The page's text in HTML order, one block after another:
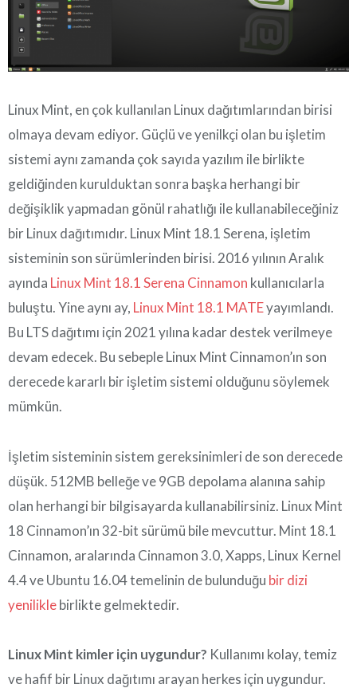
Linux Mint, en çok kullanılan Linux dağıtımlarından birisi
olmaya devam ediyor. Güçlü ve yenilkçi olan bu işletim
sistemi aynı zamanda çok sayıda yazılım ile birlikte
geldiğinden kurulduktan sonra başka herhangi bir
değişiklik yapmadan gönül rahatlığı ile kullanabileceğiniz
bir Linux dağıtımıdır. Linux Mint 18.1 Serena, işletim
sisteminin son sürümlerinden birisi. 2016 yılının Aralık
ayında Linux Mint 18.1 Serena Cinnamon kullanıcılarla
buluştu. Yine aynı ay, Linux Mint 18.1 MATEyayımlandı.
Bu LTS dağıtımı için 2021 yılına kadar destek verilmeye
devam edecek. Bu sebeple Linux Mint Cinnamon’ın son
derecede kararlı bir işletim sistemi olduğunu söylemek
mümkün.
İşletim sisteminin sistem gereksinimleri de son derecede
düşük. 512MB belleğe ve 9GB depolama alanına sahip
olan herhangi bir bilgisayarda kullanabilirsiniz. Linux Mint
18 Cinnamon’ın 32-bit sürümü bile mevcuttur. Mint 18.1
Cinnamon, aralarında Cinnamon 3.0, Xapps, Linux Kernel
4.4 ve Ubuntu 16.04 temelinin de bulunduğu bir dizi
yeniliklebirlikte gelmektedir.
Linux Mint kimler için uygundur? Kullanımı kolay, temiz
ve hafif bir Linux dağıtımı arayan herkes için uygundur.